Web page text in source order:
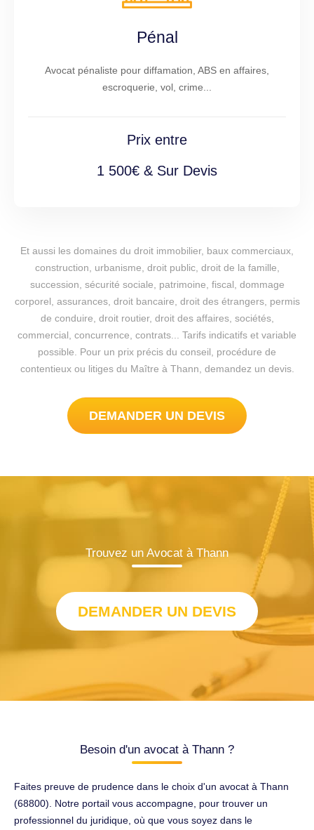
Pénal
Avocat pénaliste pour diffamation, ABS en affaires,
escroquerie, vol, crime...
Prix entre
1 500€ & Sur Devis
Et aussi les domaines du droit immobilier, baux commerciaux,
construction, urbanisme, droit public, droit de la famille,
succession, sécurité sociale, patrimoine, fiscal, dommage
corporel, assurances, droit bancaire, droit des étrangers, permis
de conduire, droit routier, droit des affaires, sociétés,
commercial, concurrence, contrats... Tarifs indicatifs et variable
possible. Pour un prix précis du conseil, procédure de
contentieux ou litiges du Maître à Thann, demandez un devis.
DEMANDER UN DEVIS
Trouvez un Avocat à Thann
DEMANDER UN DEVIS
Besoin d'un avocat à Thann ?
Faites preuve de prudence dans le choix d'un avocat à Thann
(68800). Notre portail vous accompagne, pour trouver un
professionnel du juridique, où que vous soyez dans le